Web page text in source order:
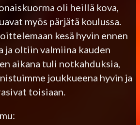
oli heillä kova,
myös pärjätä koulussa.
kesä hyvin ennen
ja oltiin valmiina kauden
aikana tuli notkahduksia,
joukkueena hyvin ja
toisiaan.